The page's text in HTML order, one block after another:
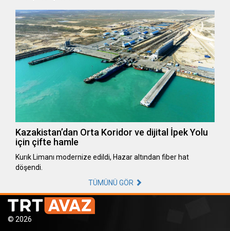
Kazakistan’dan Orta Koridor ve dijital İpek Yolu
için çifte hamle
Kurık Limanı modernize edildi, Hazar altından fiber hat
döşendi.
TÜMÜNÜ GÖR
© 2026